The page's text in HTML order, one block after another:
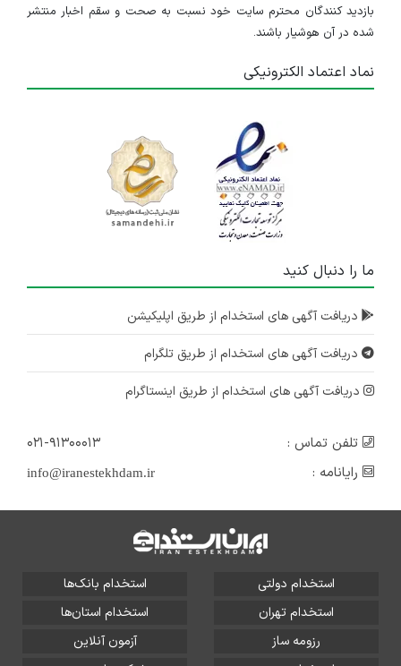
بازدید کنندگان محترم سایت خود نسبت به صحت و سقم اخبار منتشر
شده در آن هوشیار باشند.
نماد اعتماد الکترونیکی
ما را دنبال کنید
دریافت آگهی های استخدام از طریق اپلیکیشن
دریافت آگهی های استخدام از طریق تلگرام
دریافت آگهی های استخدام از طریق اینستاگرام
تلفن تماس :
۰۲۱-۹۱۳۰۰۰۱۳
رایانامه :
info@iranestekhdam.ir
استخدام دولتی
استخدام بانک‌ها
استخدام تهران
استخدام استان‌ها
رزومه ساز
آزمون آنلاین